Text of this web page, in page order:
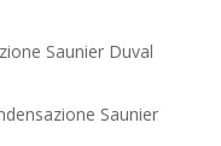
Saunier Duval
Saunier